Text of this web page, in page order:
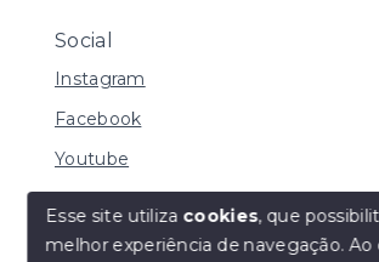
Social
Instagram
Facebook
Youtube
© Copyright 2026 - I URBE
Esse site utiliza cookies, que
melhor experiência de navegação.Ao